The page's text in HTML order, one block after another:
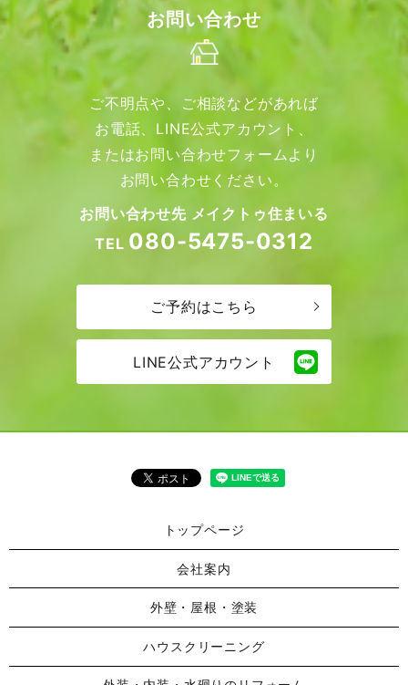
お問い合わせ
ご不明点や、ご相談などがあれば
お電話、LINE公式アカウント、
またはお問い合わせフォームより
お問い合わせください。
お問い合わせ先 メイクトゥ住まいる
TEL 080-5475-0312
ご予約はこちら
LINE公式アカウント
トップページ
会社案内
外壁・屋根・塗装
ハウスクリーニング